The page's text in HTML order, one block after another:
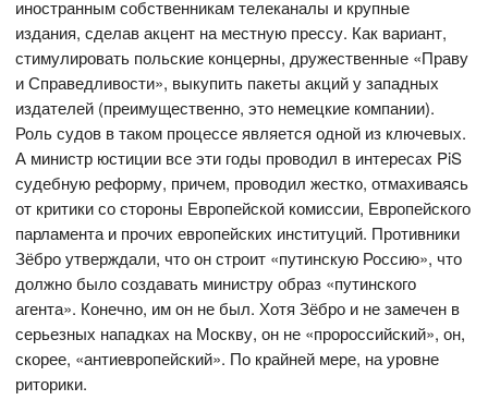
иностранным собственникам телеканалы и крупные
издания, сделав акцент на местную прессу. Как вариант,
стимулировать польские концерны, дружественные «Праву
и Справедливости», выкупить пакеты акций у западных
издателей (преимущественно, это немецкие компании).
Роль судов в таком процессе является одной из ключевых.
А министр юстиции все эти годы проводил в интересах PiS
судебную реформу, причем, проводил жестко, отмахиваясь
от критики со стороны Европейской комиссии, Европейского
парламента и прочих европейских институций. Противники
Зёбро утверждали, что он строит «путинскую Россию», что
должно было создавать министру образ «путинского
агента». Конечно, им он не был. Хотя Зёбро и не замечен в
серьезных нападках на Москву, он не «пророссийский», он,
скорее, «антиевропейский». По крайней мере, на уровне
риторики.